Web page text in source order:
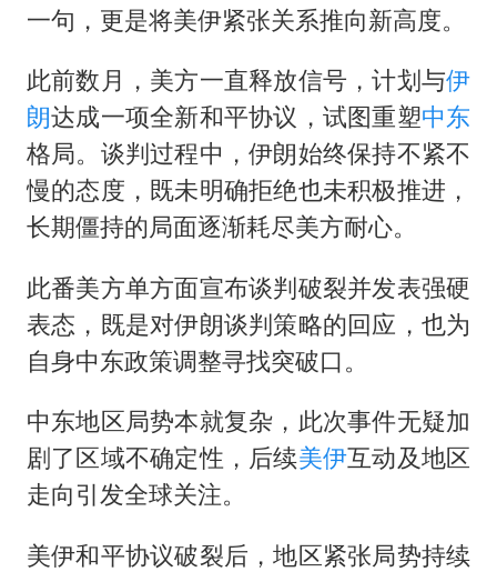
全民健身事业高质量发展
台当局重金为“台独”织“皇帝新衣”
几元成本的AI广告导致千万市值蒸发
乐享全民健身 共筑健康中国
一句，更是将美伊紧张关系推向新高度。
此前数月，美方一直释放信号，计划与伊
朗达成一项全新和平协议，试图重塑中东
格局。谈判过程中，伊朗始终保持不紧不
慢的态度，既未明确拒绝也未积极推进，
长期僵持的局面逐渐耗尽美方耐心。
此番美方单方面宣布谈判破裂并发表强硬
表态，既是对伊朗谈判策略的回应，也为
自身中东政策调整寻找突破口。
中东地区局势本就复杂，此次事件无疑加
剧了区域不确定性，后续美伊互动及地区
走向引发全球关注。
美伊和平协议破裂后，地区紧张局势持续